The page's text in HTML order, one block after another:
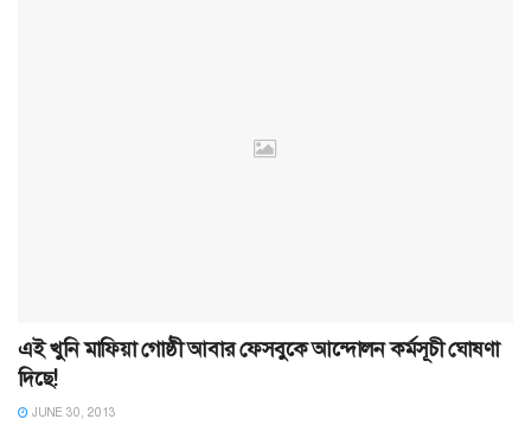
এই খুনি মাফিয়া গোষ্ঠী আবার ফেসবুকে আন্দোলন কর্মসূচী ঘোষণা
দিছে!
JUNE 30, 2013